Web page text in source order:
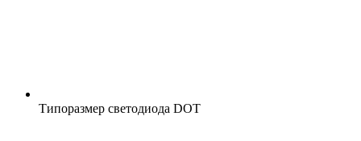
Типоразмер светодиода DOT